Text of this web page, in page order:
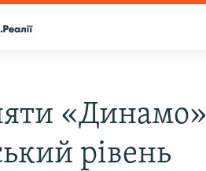
«Динамо»
рівень